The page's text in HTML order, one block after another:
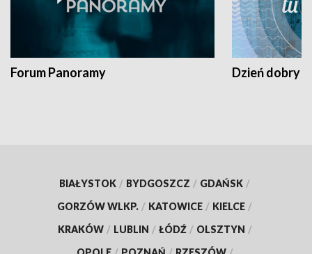
Forum Panoramy Dzień dobry
BIAŁYSTOK / BYDGOSZCZ / GDAŃSK /
GORZÓW WLKP. / KATOWICE / KIELCE /
KRAKÓW / LUBLIN / ŁÓDŹ / OLSZTYN /